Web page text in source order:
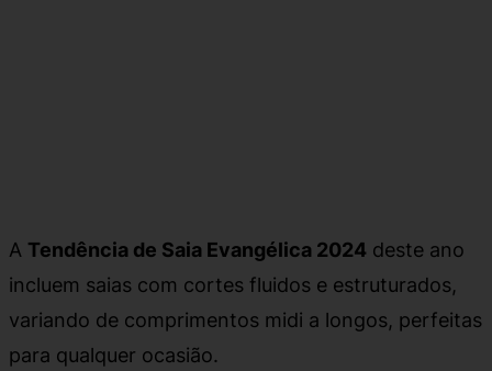
A Tendência de Saia Evangélica 2024 deste ano
incluem saias com cortes fluidos e estruturados,
variando de comprimentos midi a longos, perfeitas
para qualquer ocasião.